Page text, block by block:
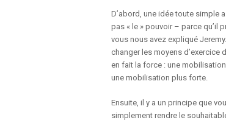
D’abord, une idée toute simple
pas « le » pouvoir – parce qu’il
vous nous avez expliqué
changer les moyens d’exercice
en fait la force : une
une mobilisation plus forte.
Ensuite, il y a un principe que
simplement rendre le